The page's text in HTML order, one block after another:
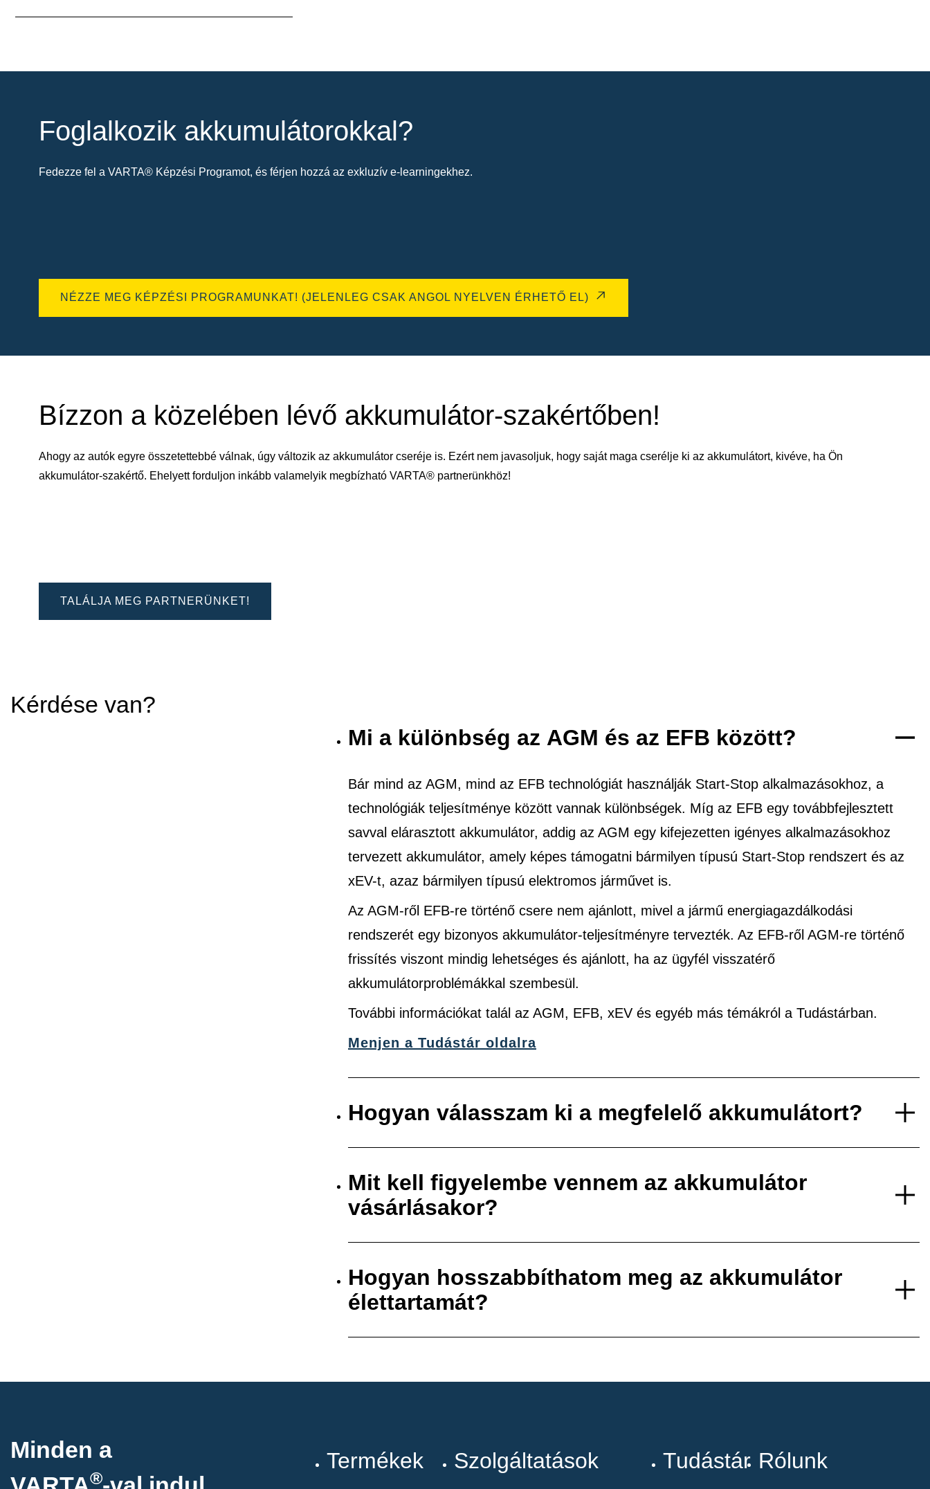
Foglalkozik akkumulátorokkal?
Fedezze fel a VARTA® Képzési Programot, és férjen hozzá az exkluzív e-learningekhez.
NÉZZE MEG KÉPZÉSI PROGRAMUNKAT! (JELENLEG CSAK ANGOL NYELVEN ÉRHETŐ EL)
Bízzon a közelében lévő akkumulátor-szakértőben!
Ahogy az autók egyre összetettebbé válnak, úgy változik az akkumulátor cseréje is. Ezért nem javasoljuk, hogy saját maga cserélje ki az akkumulátort, kivéve, ha Ön
akkumulátor-szakértő. Ehelyett forduljon inkább valamelyik megbízható VARTA® partnerünkhöz!
TALÁLJA MEG PARTNERÜNKET!
Kérdése van?
Mi a különbség az AGM és az EFB között?
Bár mind az AGM, mind az EFB technológiát használják Start-Stop alkalmazásokhoz, a
technológiák teljesítménye között vannak különbségek. Míg az EFB egy továbbfejlesztett
savval elárasztott akkumulátor, addig az AGM egy kifejezetten igényes alkalmazásokhoz
tervezett akkumulátor, amely képes támogatni bármilyen típusú Start-Stop rendszert és az
xEV-t, azaz bármilyen típusú elektromos járművet is.
Az AGM-ről EFB-re történő csere nem ajánlott, mivel a jármű energiagazdálkodási
rendszerét egy bizonyos akkumulátor-teljesítményre tervezték. Az EFB-ről AGM-re történő
frissítés viszont mindig lehetséges és ajánlott, ha az ügyfél visszatérő
akkumulátorproblémákkal szembesül.
További információkat talál az AGM, EFB, xEV és egyéb más témákról a Tudástárban.
Menjen a Tudástár oldalra
Hogyan válasszam ki a megfelelő akkumulátort?
Mit kell figyelembe vennem az akkumulátor
vásárlásakor?
Hogyan hosszabbíthatom meg az akkumulátor
élettartamát?
Minden a
®
Termékek Szolgáltatások Tudástár Rólunk